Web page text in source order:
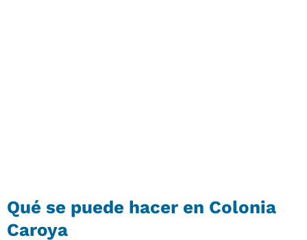
Qué se puede hacer en Colonia
Caroya